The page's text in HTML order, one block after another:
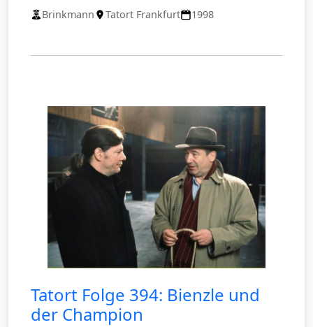
Brinkmann Tatort Frankfurt 1998
Tatort Folge 394: Bienzle und
der Champion